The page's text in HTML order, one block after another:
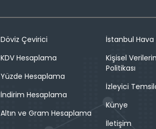
Döviz Çevirici
KDV Hesaplama
Yüzde Hesaplama
İndirim Hesaplama
Altın ve Gram Hesaplama
İstanbul
Kişisel
Politikası
İzleyici
Künye
İletişim